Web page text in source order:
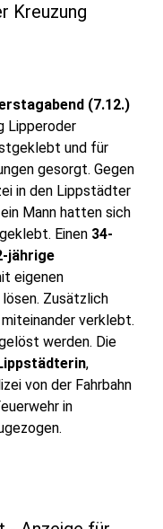
Kreuzung
(7.12.)
Lipperoder
und für
gesorgt. Gegen
in den Lippstädter
Mann hatten sich
geklebt. Einen 34-
jährige
eigenen
Zusätzlich
verklebt.
werden. Die
,
von der Fahrbahn
in